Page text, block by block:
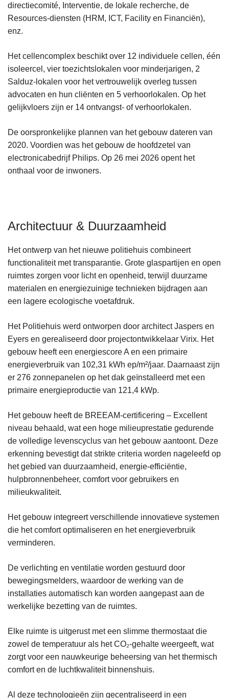
directiecomité, Interventie, de lokale recherche, de
Resources-diensten (HRM, ICT, Facility en Financiën),
enz.
Het cellencomplex beschikt over 12 individuele cellen, één
isoleercel, vier toezichtslokalen voor minderjarigen, 2
Salduz-lokalen voor het vertrouwelijk overleg tussen
advocaten en hun cliënten en 5 verhoorlokalen. Op het
gelijkvloers zijn er 14 ontvangst- of verhoorlokalen.
De oorspronkelijke plannen van het gebouw dateren van
2020. Voordien was het gebouw de hoofdzetel van
electronicabedrijf Philips. Op 26 mei 2026 opent het
onthaal voor de inwoners.
Architectuur & Duurzaamheid
Het ontwerp van het nieuwe politiehuis combineert
functionaliteit met transparantie. Grote glaspartijen en open
ruimtes zorgen voor licht en openheid, terwijl duurzame
materialen en energiezuinige technieken bijdragen aan
een lagere ecologische voetafdruk.
Het Politiehuis werd ontworpen door architect Jaspers en
Eyers en gerealiseerd door projectontwikkelaar Virix. Het
gebouw heeft een energiescore A en een primaire
energieverbruik van 102,31 kWh ep/m²/jaar. Daarnaast zijn
er 276 zonnepanelen op het dak geïnstalleerd met een
primaire energieproductie van 121,4 kWp.
Het gebouw heeft de BREEAM-certificering – Excellent
niveau behaald, wat een hoge milieuprestatie gedurende
de volledige levenscyclus van het gebouw aantoont. Deze
erkenning bevestigt dat strikte criteria worden nageleefd op
het gebied van duurzaamheid, energie-efficiëntie,
hulpbronnenbeheer, comfort voor gebruikers en
milieukwaliteit.
Het gebouw integreert verschillende innovatieve systemen
die het comfort optimaliseren en het energieverbruik
verminderen.
De verlichting en ventilatie worden gestuurd door
bewegingsmelders, waardoor de werking van de
installaties automatisch kan worden aangepast aan de
werkelijke bezetting van de ruimtes.
Elke ruimte is uitgerust met een slimme thermostaat die
zowel de temperatuur als het CO₂-gehalte weergeeft, wat
zorgt voor een nauwkeurige beheersing van het thermisch
comfort en de luchtkwaliteit binnenshuis.
Al deze technologieën zijn gecentraliseerd in een